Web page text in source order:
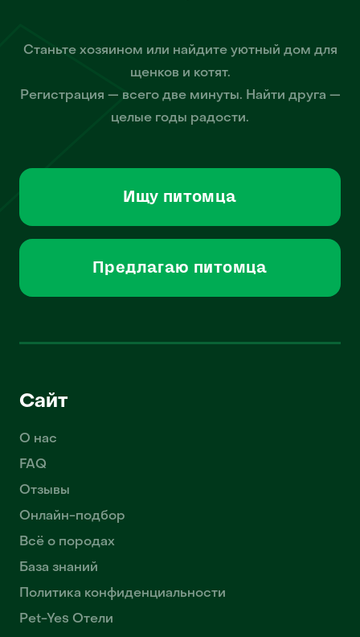
Станьте хозяином или найдите уютный дом для
щенков и котят.
Регистрация — всего две минуты. Найти друга —
целые годы радости.
Ищу питомца
Предлагаю питомца
Сайт
О нас
FAQ
Отзывы
Онлайн-подбор
Всё о породах
База знаний
Политика конфиденциальности
Pet-Yes Отели